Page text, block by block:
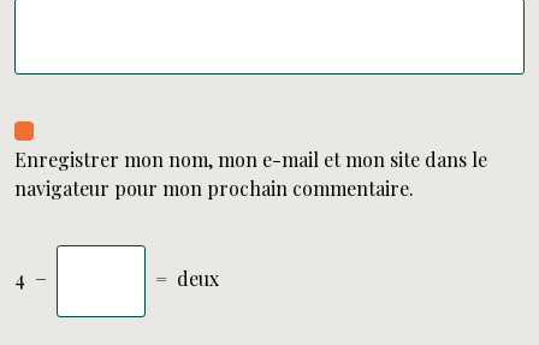
Enregistrer mon nom, mon e-mail et mon site dans le
navigateur pour mon prochain commentaire.
4 − = deux